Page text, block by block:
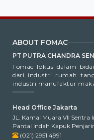
ABOUT FOMAC
PT PUTRA CHANDRA
Fomac fokus dalam
dari industri rumah
industri manufaktur
Head Office Jakarta
JL. Kamal Muara VII Sentra
Pantai Indah Kapuk
(021) 2951 4991